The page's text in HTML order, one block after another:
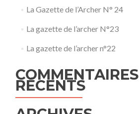
La Gazette de l’Archer N° 24
La gazette de l’archer N°23
La gazette de l’archer n°22
COMMENTAIRES
RÉCENTS